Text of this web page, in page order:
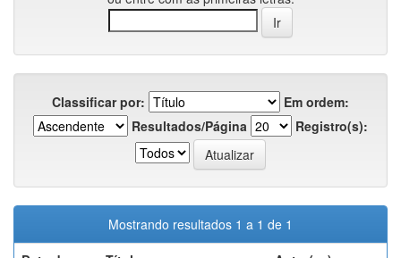
Classificar por:
Em ordem:
Resultados/Página
Registro(s):
Mostrando resultados 1 a 1 de 1